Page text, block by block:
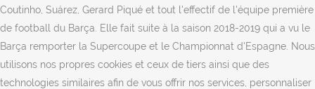
Coutinho, Suárez, Gerard Piqué et tout l'effectif de l'équipe première
de football du Barça. Elle fait suite à la saison 2018-2019 qui a vu le
Barça remporter la Supercoupe et le Championnat d'Espagne. Nous
utilisons nos propres cookies et ceux de tiers ainsi que des
technologies similaires afin de vous offrir nos services, personnaliser